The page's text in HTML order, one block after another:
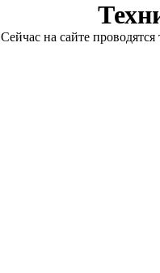
Сейчас на сайте